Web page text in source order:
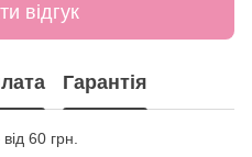
відгук
Гарантія
60 грн.